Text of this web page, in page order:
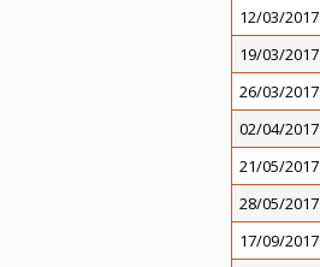
12/03/2017
19/03/2017
26/03/2017
02/04/2017
21/05/2017
28/05/2017
17/09/2017